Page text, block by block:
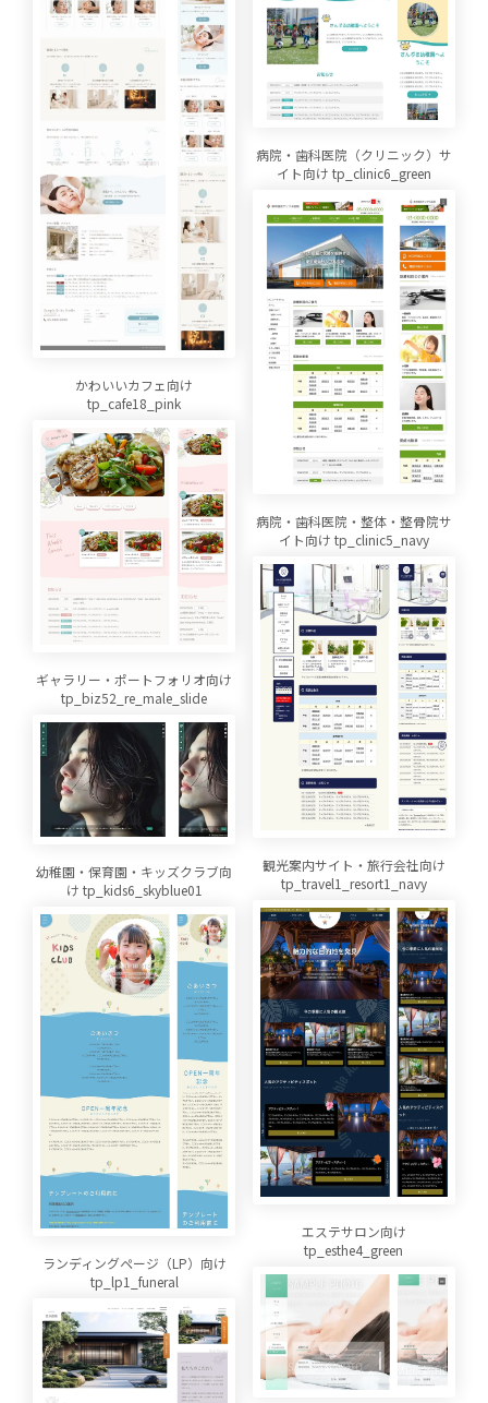
病院・歯科医院（クリニック）サ
イト向け tp_clinic6_green
かわいいカフェ向け
tp_cafe18_pink
病院・歯科医院・整体・整骨院サ
イト向け tp_clinic5_navy
ギャラリー・ポートフォリオ向け
tp_biz52_re_male_slide
観光案内サイト・旅行会社向け
tp_travel1_resort1_navy
幼稚園・保育園・キッズクラブ向
け tp_kids6_skyblue01
エステサロン向け
tp_esthe4_green
ランディングページ（LP）向け
tp_lp1_funeral